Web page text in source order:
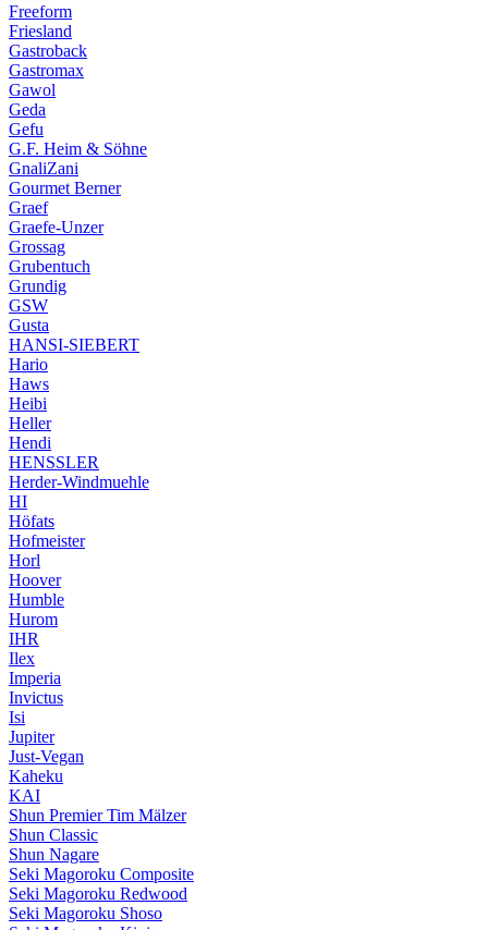
Freeform
Friesland
Gastroback
Gastromax
Gawol
Geda
Gefu
G.F. Heim & Söhne
GnaliZani
Gourmet Berner
Graef
Graefe-Unzer
Grossag
Grubentuch
Grundig
GSW
Gusta
HANSI-SIEBERT
Hario
Haws
Heibi
Heller
Hendi
HENSSLER
Herder-Windmuehle
HI
Höfats
Hofmeister
Horl
Hoover
Humble
Hurom
IHR
Ilex
Imperia
Invictus
Isi
Jupiter
Just-Vegan
Kaheku
KAI
Shun Premier Tim Mälzer
Shun Classic
Shun Nagare
Seki Magoroku Composite
Seki Magoroku Redwood
Seki Magoroku Shoso